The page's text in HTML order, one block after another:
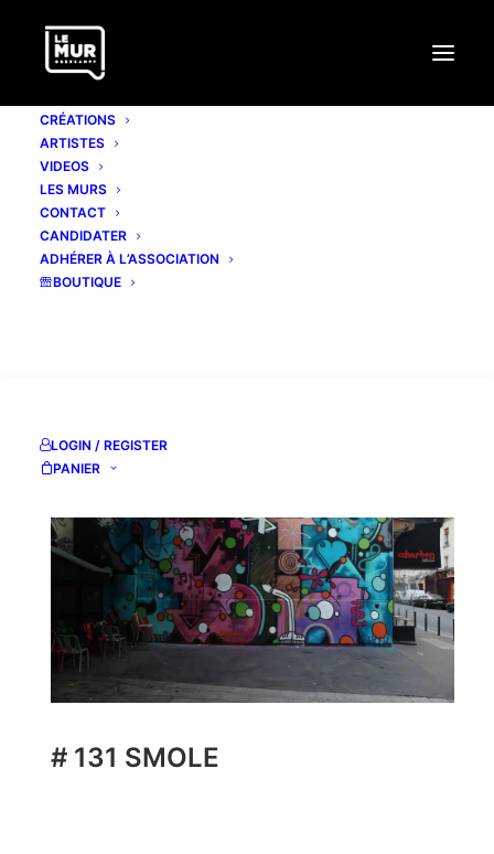
CRÉATIONS
ARTISTES
VIDEOS
LES MURS
CONTACT
CANDIDATER
ADHÉRER À L’ASSOCIATION
BOUTIQUE
LOGIN / REGISTER
PANIER
SMOLE
nonstopsmolito.blogspot.fr
# 131 SMOLE